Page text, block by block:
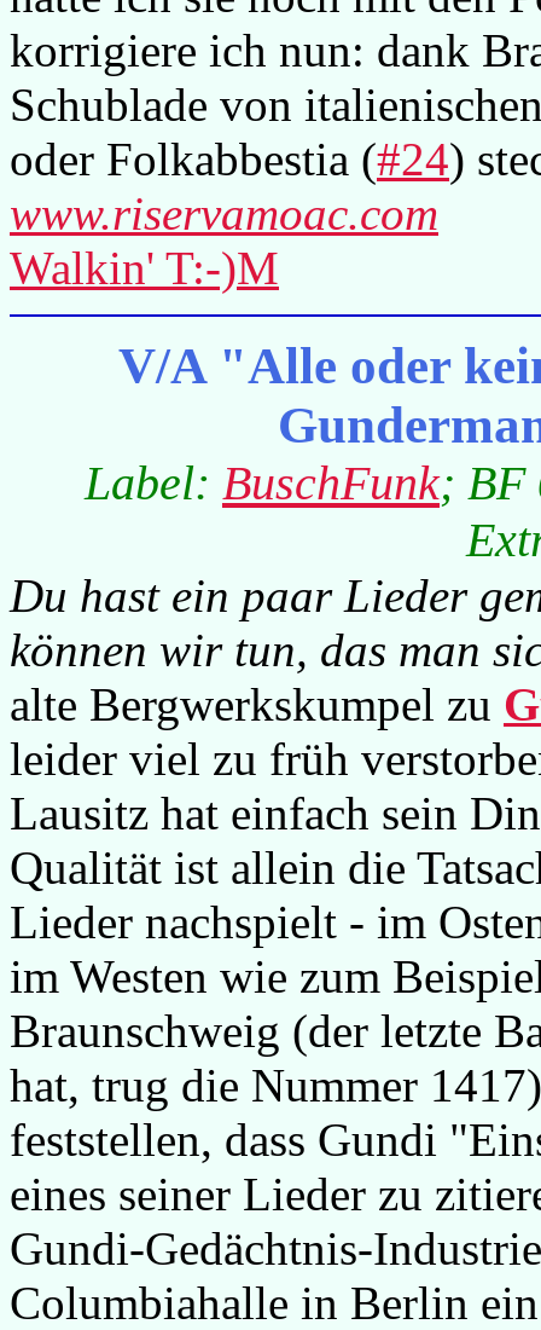
korrigiere ich nun: dank
Schublade von
oder Folkabbestia (#24)
www.riservamoac.com
Walkin' T:-)M
V/A "Alle oder
Label: BuschFunk; BF
Du hast ein paar Lieder
können wir tun, das man
alte Bergwerkskumpel zu
leider viel zu früh
Lausitz hat einfach sein
Qualität ist allein die
Lieder nachspielt - im
im Westen wie zum
Braunschweig (der letzte
hat, trug die Nummer
feststellen, dass Gundi
eines seiner Lieder zu
Gundi-Gedächtnis-
Columbiahalle in Berlin